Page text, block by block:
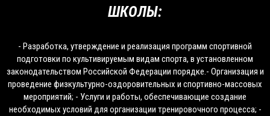
ШКОЛЫ:
- Разработка, утверждение и реализация программ спортивной
подготовки по культивируемым видам спорта, в установленном
законодательством Российской Федерации порядке.- Организация и
проведение физкультурно-оздоровительных и спортивно-массовых
мероприятий; - Услуги и работы, обеспечивающие создание
необходимых условий для организации тренировочного процесса; -